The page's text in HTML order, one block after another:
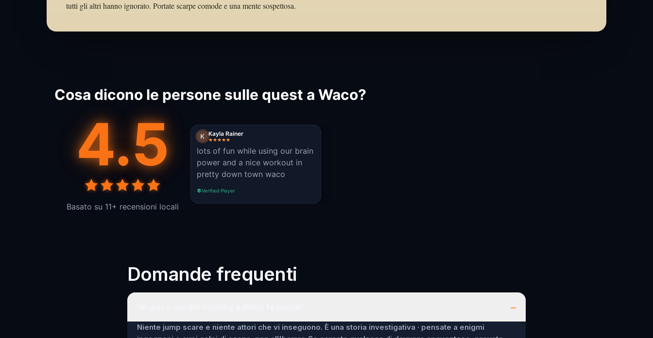
tutti gli altri hanno ignorato. Portate scarpe comode e una mente sospettosa.
Cosa dicono le persone sulle quest a Waco?
4.5
Basato su 11+ recensioni locali
Kayla Rainer
lots of fun while using our brain
power and a nice workout in
pretty down town waco
Verified Player
Domande frequenti
–
Niente jump scare e niente attori che vi inseguono. È una storia investigativa · pensate a enigmi